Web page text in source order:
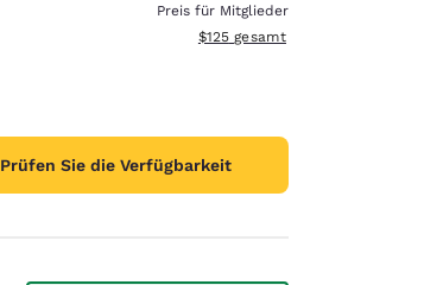
Preis für Mitglieder
Geschätzte Gesamtdetails
$125 gesamt
Prüfen Sie die Verfügbarkeit